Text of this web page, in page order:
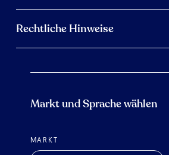
Rechtliche Hinweise
Markt und Sprache wählen
MARKT